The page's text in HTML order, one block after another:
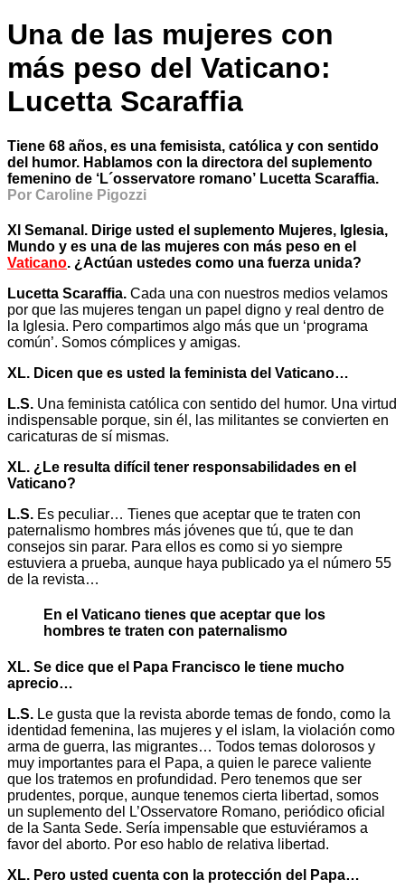
Una de las mujeres con
más peso del Vaticano:
Lucetta Scaraffia
Tiene 68 años, es una femisista, católica y con sentido
del humor. Hablamos con la directora del suplemento
femenino de ‘L´osservatore romano’ Lucetta Scaraffia.
Por Caroline Pigozzi
Xl Semanal. Dirige usted el suplemento Mujeres, Iglesia,
Mundo y es una de las mujeres con más peso en el
Vaticano. ¿Actúan ustedes como una fuerza unida?
Lucetta Scaraffia. Cada una con nuestros medios velamos
por que las mujeres tengan un papel digno y real dentro de
la Iglesia. Pero compartimos algo más que un ‘programa
común’. Somos cómplices y amigas.
XL. Dicen que es usted la feminista del Vaticano…
L.S. Una feminista católica con sentido del humor. Una virtud
indispensable porque, sin él, las militantes se convierten en
caricaturas de sí mismas.
XL. ¿Le resulta difícil tener responsabilidades en el
Vaticano?
L.S. Es peculiar… Tienes que aceptar que te traten con
paternalismo hombres más jóvenes que tú, que te dan
consejos sin parar. Para ellos es como si yo siempre
estuviera a prueba, aunque haya publicado ya el número 55
de la revista…
En el Vaticano tienes que aceptar que los
hombres te traten con paternalismo
XL. Se dice que el Papa Francisco le tiene mucho
aprecio…
L.S. Le gusta que la revista aborde temas de fondo, como la
identidad femenina, las mujeres y el islam, la violación como
arma de guerra, las migrantes… Todos temas dolorosos y
muy importantes para el Papa, a quien le parece valiente
que los tratemos en profundidad. Pero tenemos que ser
prudentes, porque, aunque tenemos cierta libertad, somos
un suplemento del L’Osservatore Romano, periódico oficial
de la Santa Sede. Sería impensable que estuviéramos a
favor del aborto. Por eso hablo de relativa libertad.
XL. Pero usted cuenta con la protección del Papa…